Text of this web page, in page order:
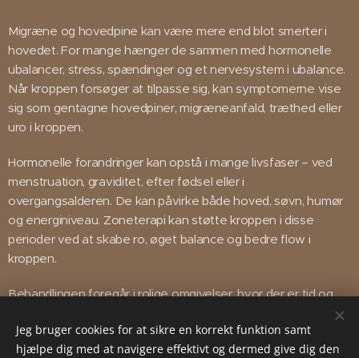
Migræne og hovedpine kan være mere end blot smerter i
hovedet. For mange hænger de sammen med hormonelle
ubalancer, stress, spændinger og et nervesystem i ubalance.
Når kroppen forsøger at tilpasse sig, kan symptomerne vise
sig som gentagne hovedpiner, migræneanfald, træthed eller
uro i kroppen.
Hormonelle forandringer kan opstå i mange livsfaser – ved
menstruation, graviditet, efter fødsel eller i
overgangsalderen. De kan påvirke både hoved, søvn, humør
og energiniveau. Zoneterapi kan støtte kroppen i disse
perioder ved at skabe ro, øget balance og bedre flow i
kroppen.
Behandlingen foregår i rolige omgivelser, hvor der er tid og
helheden – ikke kun symptomet. Målet er at skabe mere
stabilitet, færre smerter og en dybere kropslig ro.
Jeg bruger cookies for at sikre en korrekt funktion samt
hjælpe dig med at navigere effektivt og dermed give dig den